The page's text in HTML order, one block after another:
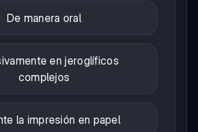
De manera oral
en jeroglíficos
complejos
la impresión en papel